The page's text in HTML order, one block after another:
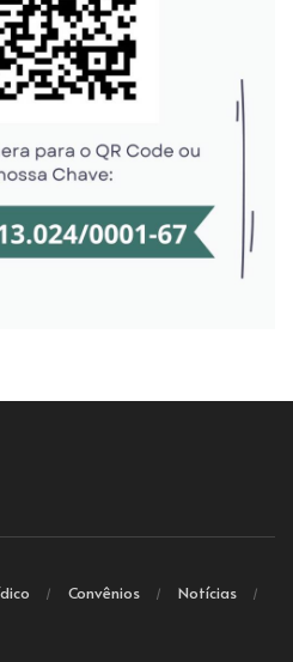
Convênios
Notícias